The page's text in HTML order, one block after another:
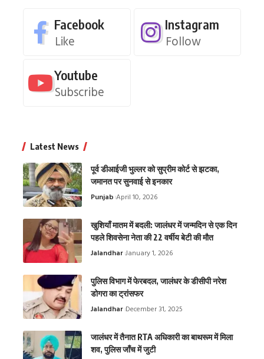
Facebook
Like
Instagram
Follow
Youtube
Subscribe
Latest News
पूर्व डीआईजी भुल्लर को सुप्रीम कोर्ट से झटका,
जमानत पर सुनवाई से इनकार
Punjab April 10, 2026
खुशियाँ मातम में बदली: जालंधर में जन्मदिन से एक दिन
पहले शिवसेना नेता की 22 वर्षीय बेटी की मौत
Jalandhar January 1, 2026
पुलिस विभाग में फेरबदल, जालंधर के डीसीपी नरेश
डोगरा का ट्रांसफर
Jalandhar December 31, 2025
जालंधर में तैनात RTA अधिकारी का बाथरूम में मिला
शव, पुलिस जाँच में जुटी